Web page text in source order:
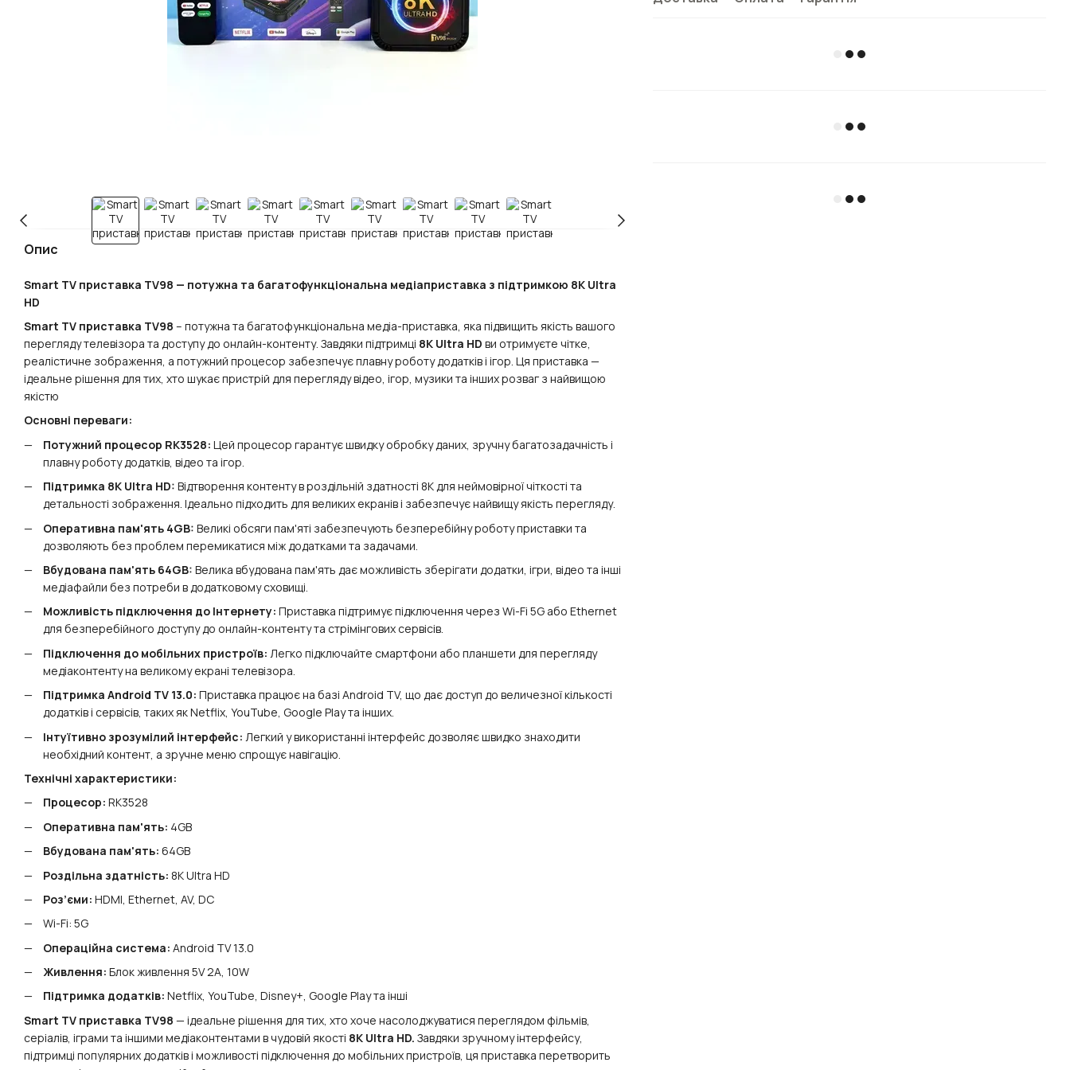
Опис
Smart TV приставка TV98 — потужна та багатофункціональна медіаприставка з підтримкою 8K Ultra
HD
Smart TV приставка TV98 – потужна та багатофункціональна медіа-приставка, яка підвищить якість вашого
перегляду телевізора та доступу до онлайн-контенту. Завдяки підтримці 8K Ultra HD ви отримуєте чітке,
реалістичне зображення, а потужний процесор забезпечує плавну роботу додатків і ігор. Ця приставка —
ідеальне рішення для тих, хто шукає пристрій для перегляду відео, ігор, музики та інших розваг з найвищою
якістю
Основні переваги:
Потужний процесор RK3528: Цей процесор гарантує швидку обробку даних, зручну багатозадачність і
плавну роботу додатків, відео та ігор.
Підтримка 8K Ultra HD: Відтворення контенту в роздільній здатності 8K для неймовірної чіткості та
детальності зображення. Ідеально підходить для великих екранів і забезпечує найвищу якість перегляду.
Оперативна пам'ять 4GB: Великі обсяги пам'яті забезпечують безперебійну роботу приставки та
дозволяють без проблем перемикатися між додатками та задачами.
Вбудована пам'ять 64GB: Велика вбудована пам'ять дає можливість зберігати додатки, ігри, відео та інші
медіафайли без потреби в додатковому сховищі.
Можливість підключення до Інтернету: Приставка підтримує підключення через Wi-Fi 5G або Ethernet
для безперебійного доступу до онлайн-контенту та стрімінгових сервісів.
Підключення до мобільних пристроїв: Легко підключайте смартфони або планшети для перегляду
медіаконтенту на великому екрані телевізора.
Підтримка Android TV 13.0: Приставка працює на базі Android TV, що дає доступ до величезної кількості
додатків і сервісів, таких як Netflix, YouTube, Google Play та інших.
Інтуїтивно зрозумілий інтерфейс: Легкий у використанні інтерфейс дозволяє швидко знаходити
необхідний контент, а зручне меню спрощує навігацію.
Технічні характеристики:
Процесор: RK3528
Оперативна пам'ять: 4GB
Вбудована пам'ять: 64GB
Роздільна здатність: 8K Ultra HD
Роз’єми: HDMI, Ethernet, AV, DC
Wi-Fi: 5G
Операційна система: Android TV 13.0
Живлення: Блок живлення 5V 2A, 10W
Підтримка додатків: Netflix, YouTube, Disney+, Google Play та інші
Smart TV приставка TV98 — ідеальне рішення для тих, хто хоче насолоджуватися переглядом фільмів,
серіалів, іграми та іншими медіаконтентами в чудовій якості 8K Ultra HD. Завдяки зручному інтерфейсу,
підтримці популярних додатків і можливості підключення до мобільних пристроїв, ця приставка перетворить